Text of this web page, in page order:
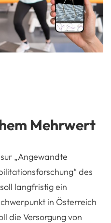
Mehrwert
„Angewandte
des
langfristig ein
in Österreich
die Versorgung von